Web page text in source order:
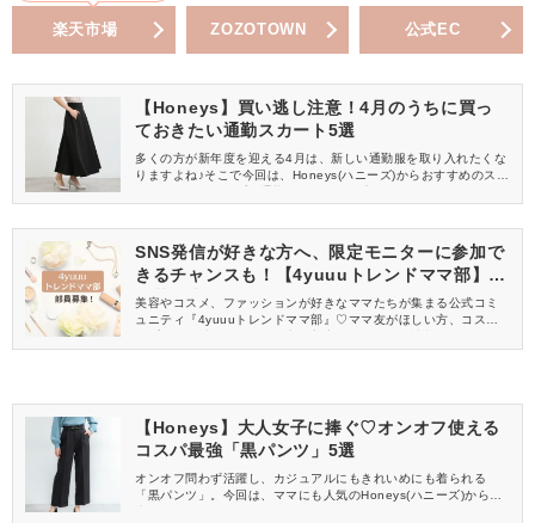
楽天市場 ZOZOTOWN 公式EC
【Honeys】買い逃し注意！4月のうちに買っ
ておきたい通勤スカート5選
多くの方が新年度を迎える4月は、新しい通勤服を取り入れたくな
りますよね♪そこで今回は、Honeys(ハニーズ)からおすすめのスカ
クしてくださいね。
SNS発信が好きな方へ、限定モニターに参加で
きるチャンスも！【4yuuuトレンドママ部】部
員募集中
美容やコスメ、ファッションが好きなママたちが集まる公式コミ
ュニティ『4yuuuトレンドママ部』♡ママ友がほしい方、コスメサ
信してくれる方を募集しています！
【Honeys】大人女子に捧ぐ♡オンオフ使える
コスパ最強「黒パンツ」5選
オンオフ問わず活躍し、カジュアルにもきれいめにも着られる
「黒パンツ」。今回は、ママにも人気のHoneys(ハニーズ)から、